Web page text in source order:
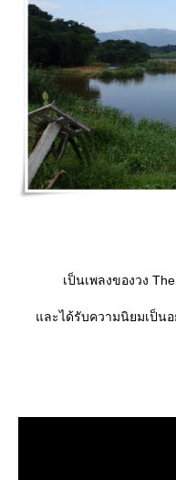
เป็นเพลงของวง
ละได้รับความนิยมเป็นอ